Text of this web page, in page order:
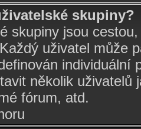
skupiny?
skupiny jsou
uživatel může
individuální
několik uživatelů
fórum, atd.